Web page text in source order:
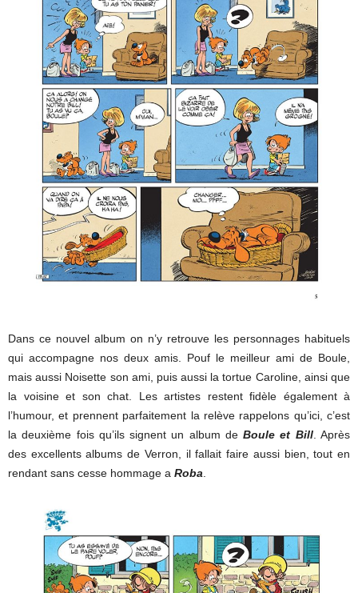
Dans ce nouvel album on n’y retrouve les personnages habituels
qui accompagne nos deux amis. Pouf le meilleur ami de Boule,
mais aussi Noisette son ami, puis aussi la tortue Caroline, ainsi que
la voisine et son chat. Les artistes restent fidèle également à
l’humour, et prennent parfaitement la relève rappelons qu’ici, c’est
la deuxième fois qu’ils signent un album deBoule et Bill. Après
des excellents albums de Verron, il fallait faire aussi bien, tout en
rendant sans cesse hommage a Roba